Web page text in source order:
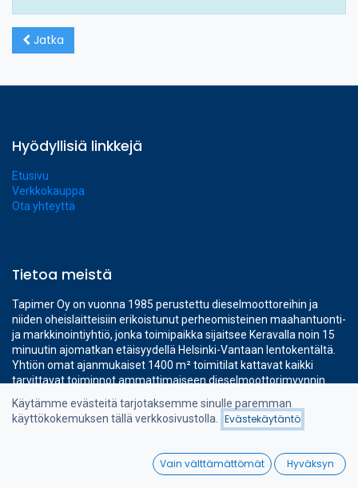
Wishlist
Jatka
Hyödyllisiä linkkejä
Etusivu
Verkkokauppa
Ota yhteyttä
Tietoa meistä
Tapimer Oy on vuonna 1985 perustettu dieselmoottoreihin ja
niiden oheislaitteisiin erikoistunut perheomisteinen maahantuonti-
ja markkinointiyhtiö, jonka toimipaikka sijaitsee Keravalla noin 15
minuutin ajomatkan etäisyydellä Helsinki-Vantaan lentokentältä.
Yhtiön omat ajanmukaiset 1400 m² toimitilat kattavat kaikki
tarvittavat toiminnot ammattimaiseen dieselmoottorimyynnin
Ole meihin yhteydessä
Käytämme evästeitä tarjotaksemme sinulle paremman
käyttökokemuksen tällä verkkosivustolla.
Evästekäytäntö
Vain välttämättömät Hyväksyn